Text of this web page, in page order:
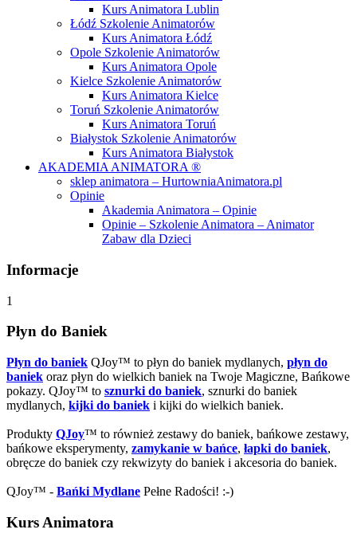
Kurs Animatora Lublin
Łódź Szkolenie Animatorów
Kurs Animatora Łódź
Opole Szkolenie Animatorów
Kurs Animatora Opole
Kielce Szkolenie Animatorów
Kurs Animatora Kielce
Toruń Szkolenie Animatorów
Kurs Animatora Toruń
Białystok Szkolenie Animatorów
Kurs Animatora Białystok
AKADEMIA ANIMATORA ®
sklep animatora – HurtowniaAnimatora.pl
Opinie
Akademia Animatora – Opinie
Opinie – Szkolenie Animatora – Animator
Zabaw dla Dzieci
Informacje
1
Płyn do Baniek
Płyn do baniek QJoy™ to płyn do baniek mydlanych, płyn do
baniek oraz płyn do wielkich baniek na Twoje Magiczne, Bańkowe
pokazy. QJoy™ to sznurki do baniek, sznurki do baniek
mydlanych, kijki do baniek i kijki do wielkich baniek.
Produkty QJoy™ to również zestawy do baniek, bańkowe zestawy,
bańkowe eksperymenty, zamykanie w bańce, łapki do baniek,
obręcze do baniek czy rekwizyty do baniek i akcesoria do baniek.
QJoy™ - Bańki Mydlane Pełne Radości! :-)
Kurs Animatora